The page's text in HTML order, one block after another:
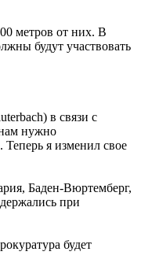
метров от них. В
будут участвовать
в связи с
нужно
я изменил свое
Баден-Вюртемберг,
при
будет